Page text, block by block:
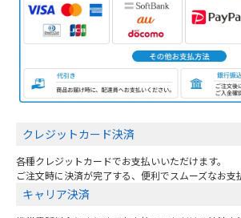
クレジットカード決済
各種クレジットカードでお支払いいただけます。
ご注文時に決済が完了する、便利でスムーズなお支
キャリア決済